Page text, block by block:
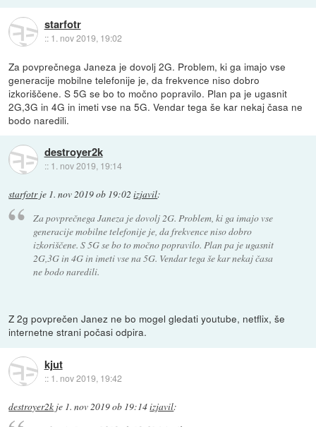
starfotr
:: 1. nov 2019, 19:02
Za povprečnega Janeza je dovolj 2G. Problem, ki ga imajo vse
generacije mobilne telefonije je, da frekvence niso dobro
izkoriščene. S 5G se bo to močno popravilo. Plan pa je ugasnit
2G,3G in 4G in imeti vse na 5G. Vendar tega še kar nekaj časa ne
bodo naredili.
destroyer2k
:: 1. nov 2019, 19:14
starfotrje 1. nov 2019 ob 19:02 izjavil:
Za povprečnega Janeza je dovolj 2G. Problem, ki ga imajo vse
generacije mobilne telefonije je, da frekvence niso dobro
izkoriščene. S 5G se bo to močno popravilo. Plan pa je ugasnit
2G,3G in 4G in imeti vse na 5G. Vendar tega še kar nekaj časa
ne bodo naredili.
Z 2g povprečen Janez ne bo mogel gledati youtube, netflix, še
internetne strani počasi odpira.
kjut
:: 1. nov 2019, 19:42
destroyer2k je 1. nov 2019 ob 19:14izjavil: